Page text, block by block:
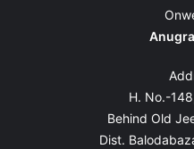
H. No.-
Behind Old
Dist.